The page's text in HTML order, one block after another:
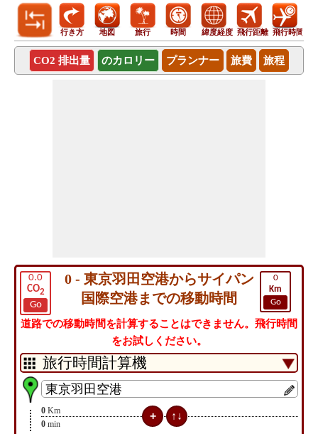
行き方 地図 旅行 時間 緯度経度 飛行距離 飛行時間
CO2 排出量 のカロリー プランナー 旅費 旅程
0.0
CO2
Go
0
Km
Go
0 - 東京羽田空港からサイパン
国際空港までの移動時間
道路での移動時間を計算することはできません。飛行時間
をお試しください。
0 Km
0 min